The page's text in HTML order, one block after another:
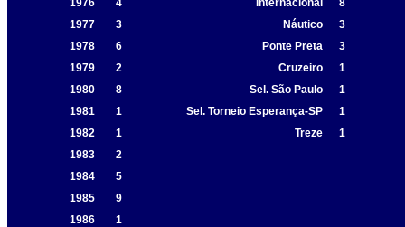
1976
4 Internacional
8
1977
3 Náutico
3
1978
6 Ponte Preta
3
1979
2 Cruzeiro
1
1980
8 Sel. São Paulo
1
1981
1 Sel. Torneio Esperança-SP
1
1982
1 Treze
1
1983
2
1984
5
1985
9
1986
1